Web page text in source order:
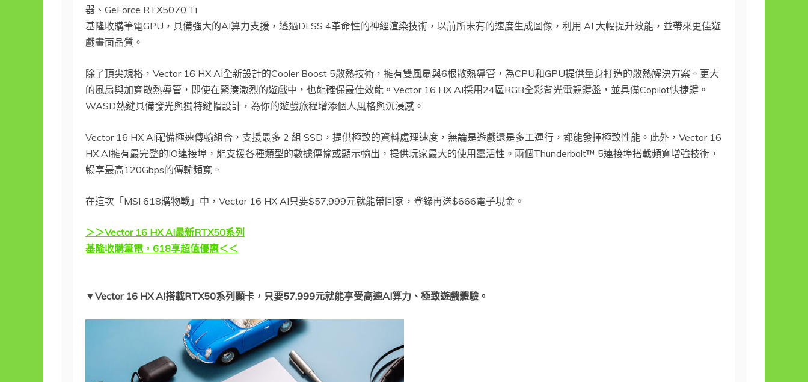
器、GeForce RTX5070 Ti
基隆收購筆電GPU，具備強大的AI算力支援，透過DLSS 4革命性的神經渲染技術，以前所未有的速度生成圖像，利用 AI 大幅提升效能，並帶來更佳遊
戲畫面品質。
除了頂尖規格，Vector 16 HX AI全新設計的Cooler Boost 5散熱技術，擁有雙風扇與6根散熱導管，為CPU和GPU提供量身打造的散熱解決方案。更大
的風扇與加寬散熱導管，即使在緊湊激烈的遊戲中，也能確保最佳效能。Vector 16 HX AI採用24區RGB全彩背光電競鍵盤，並具備Copilot快捷鍵。
WASD熱鍵具備發光與獨特鍵帽設計，為你的遊戲旅程增添個人風格與沉浸感。
Vector 16 HX AI配備極速傳輸組合，支援最多 2 組 SSD，提供極致的資料處理速度，無論是遊戲還是多工運行，都能發揮極致性能。此外，Vector 16
HX AI擁有最完整的IO連接埠，能支援各種類型的數據傳輸或顯示輸出，提供玩家最大的使用靈活性。兩個Thunderbolt™ 5連接埠搭載頻寬增強技術，
暢享最高120Gbps的傳輸頻寬。
在這次「MSI 618購物戰」中，Vector 16 HX AI只要$57,999元就能帶回家，登錄再送$666電子現金。
＞＞Vector 16 HX AI最新RTX50系列
基隆收購筆電，618享超值優惠＜＜
▼Vector 16 HX AI搭載RTX50系列顯卡，只要57,999元就能享受高速AI算力、極致遊戲體驗。